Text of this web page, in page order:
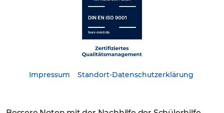
Impressum Standort-Datenschutzerklärung